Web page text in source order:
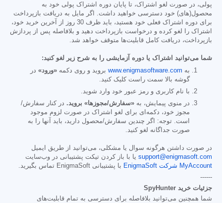
پولی، در صورت لغو اشتراک، تا پایان دوره اشتراک پولی خود به
محصول(های) خود دسترسی خواهید داشت. اگر مایل به دریافت بازپرداخت
برای دوره اشتراک فعلی خود هستید، باید ظرف 30 روز از آخرین خرید خود،
اشتراک را لغو کرده و درخواست بازپرداخت دهید و بلافاصله پس از پردازش
بازپرداخت، دریافت کامل قابلیت‌ها متوقف خواهد شد.
شما می‌توانید اشتراک یا دوره آزمایشی را به شرح زیر لغو کنید:
به www.enigmasoftware.com بروید و روی دکمه «ورود» در
گوشه بالا سمت راست کلیک کنید.
با نام کاربری و رمز عبور خود وارد شوید.
در منوی پیمایش، به «سفارش/مجوزها» بروید. در کنار سفارش/
مجوز خود، دکمه‌ای برای لغو اشتراک در صورت لزوم موجود
است. توجه: اگر چندین سفارش/محصول دارید، باید آنها را به
صورت جداگانه لغو کنید.
در صورت داشتن هرگونه سوال یا مشکلی، می‌توانید از طریق ایمیل
support@enigmasoft.com یا با باز کردن تیکت پشتیبانی در وب‌سایت
MyAccount شرکت EnigmaSoft
با پشتیبانی EnigmaSoft تماس بگیرید.
------
جزئیات خرید SpyHunter
شما همچنین می‌توانید بلافاصله برای دسترسی به تمام قابلیت‌های